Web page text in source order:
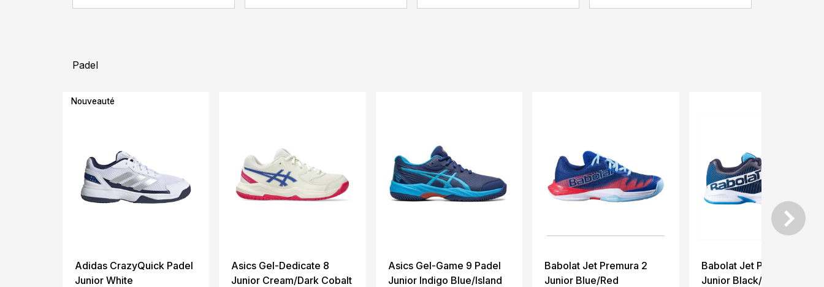
Padel
Nouveauté
Adidas CrazyQuick Padel
Junior White
Asics Gel-Dedicate 8
Junior Cream/Dark Cobalt
Asics Gel-Game 9 Padel
Junior Indigo Blue/Island
Babolat Jet Premura 2
Junior Blue/Red
Babolat Jet Premura
Junior Black/Blue